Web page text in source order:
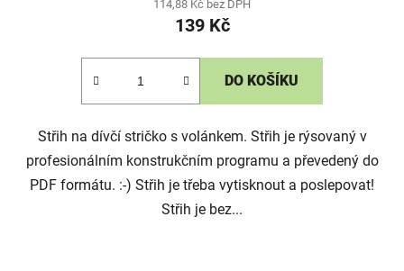
114,88 Kč bez DPH
139 Kč
DO KOŠÍKU
Střih na dívčí stričko s volánkem. Střih je rýsovaný v
profesionálním konstrukčním programu a převedený do
PDF formátu. :-) Střih je třeba vytisknout a poslepovat!
Střih je bez...